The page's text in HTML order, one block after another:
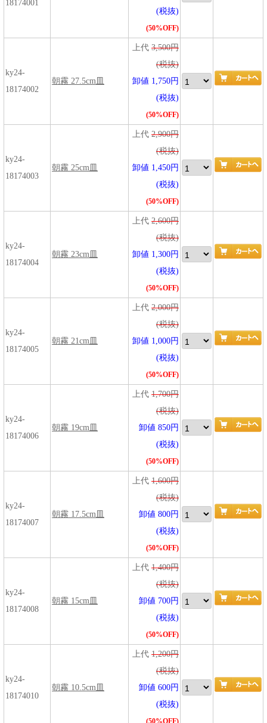
18174001
(税抜)
(50%OFF)
ky24-
18174002
朝霧 27.5cm皿
上代 3,500円
(税抜)
卸値 1,750円
(税抜)
(50%OFF)
ky24-
18174003
朝霧 25cm皿
上代 2,900円
(税抜)
卸値 1,450円
(税抜)
(50%OFF)
ky24-
18174004
朝霧 23cm皿
上代 2,600円
(税抜)
卸値 1,300円
(税抜)
(50%OFF)
ky24-
18174005
朝霧 21cm皿
上代 2,000円
(税抜)
卸値 1,000円
(税抜)
(50%OFF)
ky24-
18174006
朝霧 19cm皿
上代 1,700円
(税抜)
卸値 850円
(税抜)
(50%OFF)
ky24-
18174007
朝霧 17.5cm皿
上代 1,600円
(税抜)
卸値 800円
(税抜)
(50%OFF)
ky24-
18174008
朝霧 15cm皿
上代 1,400円
(税抜)
卸値 700円
(税抜)
(50%OFF)
ky24-
18174010
朝霧 10.5cm皿
上代 1,200円
(税抜)
卸値 600円
(税抜)